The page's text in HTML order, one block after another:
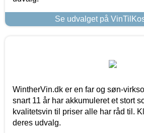
Se udvalget på
WintherVin.dk er en far og søn-
snart 11 år har akkumuleret et stort
kvalitetsvin til priser alle har råd til.
deres udvalg.